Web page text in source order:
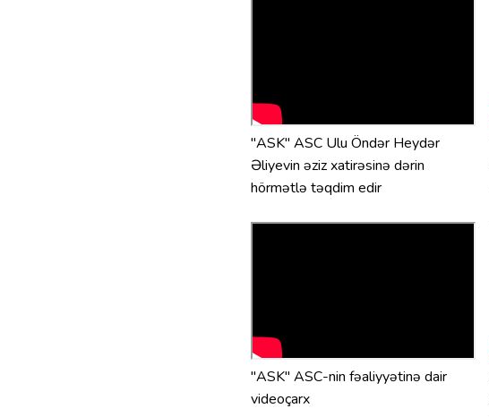
"ASK" ASC Ulu Öndər Heydər
Əliyevin əziz xatirəsinə dərin
hörmətlə təqdim edir
"ASK" ASC-nin fəaliyyətinə dair
videoçarx